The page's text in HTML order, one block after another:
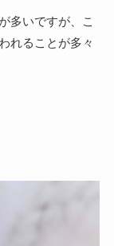
多いですが、こ
れることが多々